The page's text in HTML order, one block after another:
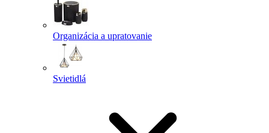
Organizácia a upratovanie
Svietidlá